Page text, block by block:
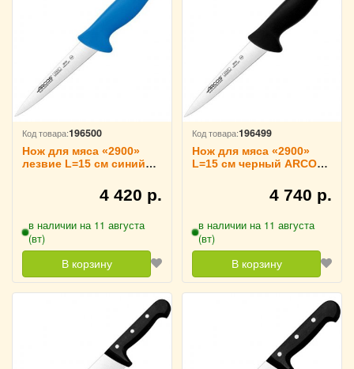
Код товара:196500
Нож для мяса «2900»
лезвие L=15 см синий
4 420 р.
в наличии на 11 августа
(вт)
В корзину
Код товара:196499
Нож для мяса «2900»
L=15 см черный ARCOS,
4 740 р.
в наличии на 11 августа
(вт)
В корзину